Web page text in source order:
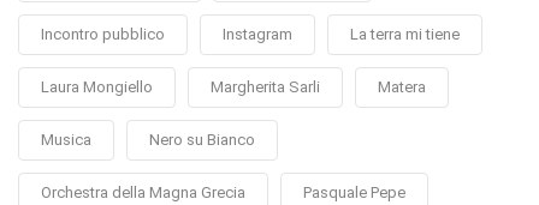
Incontro pubblico Instagram La terra mi tiene
Laura Mongiello Margherita Sarli Matera
Musica Nero su Bianco
Orchestra della Magna Grecia Pasquale Pepe